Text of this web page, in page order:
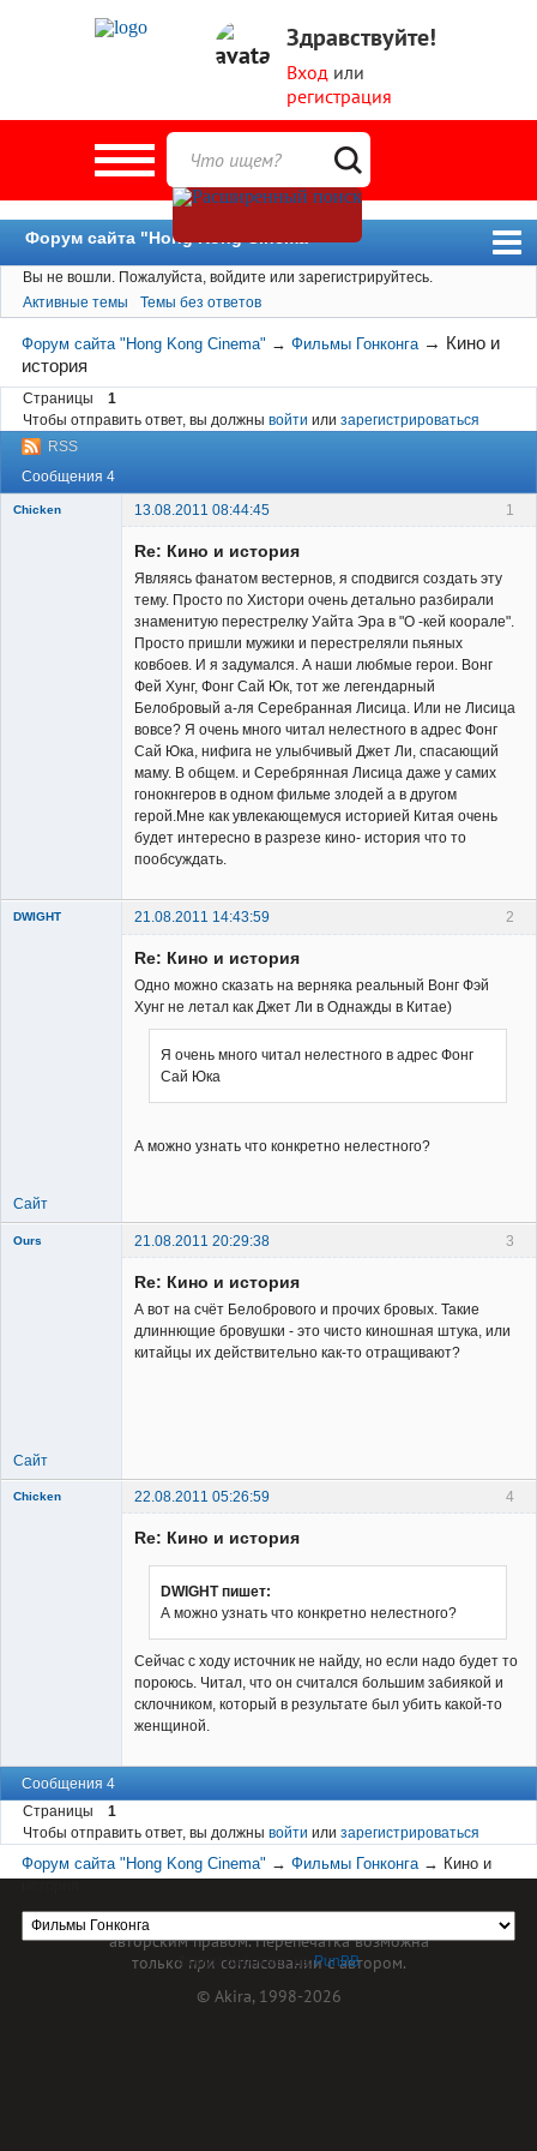
Здравствуйте!
Вход или
регистрация
Форум сайта "Hong Kong Cinema"
Форум
Новости
Пользователи
Поиск
Вы не вошли. Пожалуйста, войдите или зарегистрируйтесь.
Активные темы
Темы без ответов
Форум сайта "Hong Kong Cinema" →Фильмы Гонконга → Кино и
история
Страницы
1
Чтобы отправить ответ, вы должны войти или зарегистрироваться
RSS
Сообщения 4
1
Chicken
13.08.2011 08:44:45
Re: Кино и история
Являясь фанатом вестернов, я сподвигся создать эту
тему. Просто по Хистори очень детально разбирали
знаменитую перестрелку Уайта Эра в "О -кей коорале".
Просто пришли мужики и перестреляли пьяных
ковбоев. И я задумался. А наши любмые герои. Вонг
Фей Хунг, Фонг Сай Юк, тот же легендарный
Белобровый а-ля Серебранная Лисица. Или не Лисица
вовсе? Я очень много читал нелестного в адрес Фонг
Сай Юка, нифига не улыбчивый Джет Ли, спасающий
маму. В общем. и Серебрянная Лисица даже у самих
гонокнгеров в одном фильме злодей а в другом
герой.Мне как увлекающемуся историей Китая очень
будет интересно в разрезе кино- история что то
пообсуждать.
2
DWIGHT 21.08.2011 14:43:59
Re: Кино и история
Одно можно сказать на верняка реальный Вонг Фэй
Хунг не летал как Джет Ли в Однажды в Китае)
Я очень много читал нелестного в адрес Фонг
Сай Юка
А можно узнать что конкретно нелестного?
Сайт
3
Ours 21.08.2011 20:29:38
Re: Кино и история
А вот на счёт Белобрового и прочих бровых. Такие
длиннющие бровушки - это чисто киношная штука, или
китайцы их действительно как-то отращивают?
Сайт
4
Chicken
22.08.2011 05:26:59
Re: Кино и история
DWIGHT пишет:
А можно узнать что конкретно нелестного?
Сейчас с ходу источник не найду, но если надо будет то
пороюсь. Читал, что он считался большим забиякой и
склочником, который в результате был убить какой-то
женщиной.
Сообщения 4
Страницы
1
Чтобы отправить ответ, вы должны войти или зарегистрироваться
Форум сайта "Hong Kong Cinema" →Фильмы Гонконга → Кино и
история
Форум работает наPunBB
Материал сайта hkcinema.ru защищен
авторским правом. Перепечатка возможна
только при согласовании с автором.
© Akira, 1998-2026